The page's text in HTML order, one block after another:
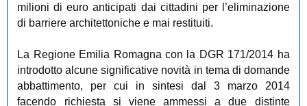
milioni di euro anticipati dai cittadini per l’eliminazione
di barriere architettoniche e mai restituiti.
La Regione Emilia Romagna con la DGR 171/2014 ha
introdotto alcune significative novità in tema di domande
abbattimento, per cui in sintesi dal 3 marzo 2014
facendo richiesta si viene ammessi a due distinte